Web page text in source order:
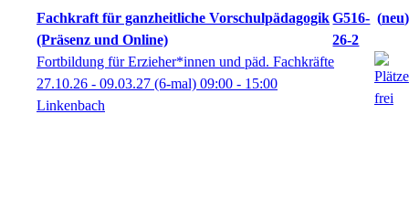
Fachkraft für ganzheitliche Vorschulpädagogik
(Präsenz und Online)
G516-
26-2
neu
Fortbildung für Erzieher*innen und päd. Fachkräfte
27.10.26 - 09.03.27 (6-mal) 09:00 - 15:00
Linkenbach